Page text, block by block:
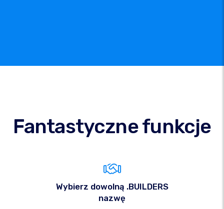
Fantastyczne funkcje
Wybierz dowolną .BUILDERS
nazwę